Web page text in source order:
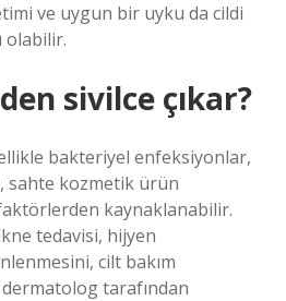
ve uygun bir uyku da cildi
olabilir.
sivilce çıkar?
bakteriyel enfeksiyonlar,
sahte kozmetik ürün
kaynaklanabilir.
tedavisi, hijyen
cilt bakım
tarafından